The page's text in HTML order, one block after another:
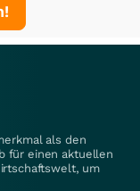
als den
für einen aktuellen
um